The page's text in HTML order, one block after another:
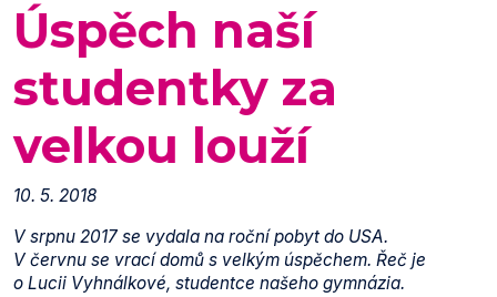
Úspěch naší
studentky za
velkou louží
10. 5. 2018
V srpnu 2017 se vydala na roční pobyt do USA.
V červnu se vrací domů s velkým úspěchem. Řeč je
o Lucii Vyhnálkové, studentce našeho gymnázia.